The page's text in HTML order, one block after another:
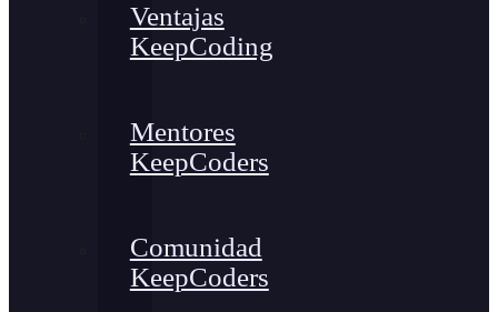
Ventajas
KeepCoding
Mentores
KeepCoders
Comunidad
KeepCoders